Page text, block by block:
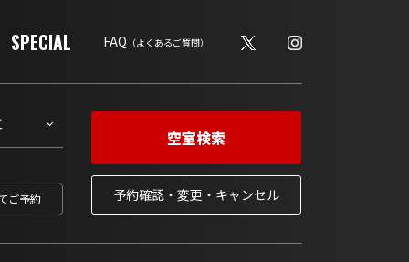
SPECIAL FAQ （よくあるご質問）
ご予約
空室検索
予約確認・変更・キャンセル